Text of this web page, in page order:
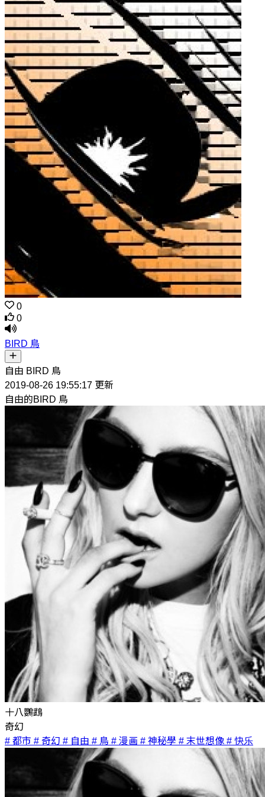
0
0
BIRD 鳥
自由 BIRD 鳥
2019-08-26 19:55:17 更新
自由的BIRD 鳥
十八鸚鵡
奇幻
# 都市 # 奇幻 # 自由 # 鳥 # 漫画 # 神秘學 # 末世想像 # 快乐